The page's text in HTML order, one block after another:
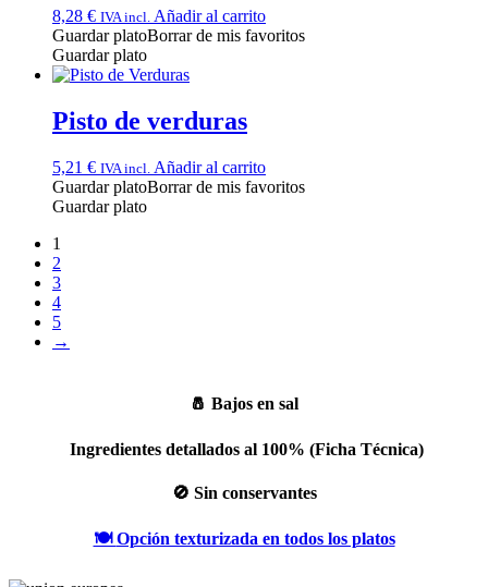
8,28 € IVA incl. Añadir al carrito
Guardar platoBorrar de mis favoritos
Guardar plato
Pisto de verduras
5,21 € IVA incl. Añadir al carrito
Guardar platoBorrar de mis favoritos
Guardar plato
1
2
3
4
5
→
🧂 Bajos en sal
Ingredientes detallados al 100% (Ficha Técnica)
🚫 Sin conservantes
🍽️Opción texturizada en todos los platos